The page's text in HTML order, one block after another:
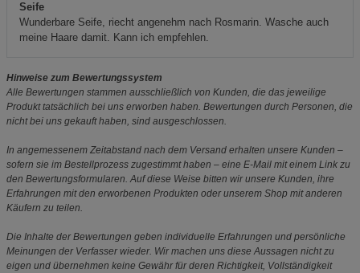
Seife
Wunderbare Seife, riecht angenehm nach Rosmarin. Wasche auch
meine Haare damit. Kann ich empfehlen.
Hinweise zum Bewertungssystem
Alle Bewertungen stammen ausschließlich von Kunden, die das jeweilige
Produkt tatsächlich bei uns erworben haben. Bewertungen durch Personen, die
nicht bei uns gekauft haben, sind ausgeschlossen.
In angemessenem Zeitabstand nach dem Versand erhalten unsere Kunden –
sofern sie im Bestellprozess zugestimmt haben – eine E-Mail mit einem Link zu
den Bewertungsformularen. Auf diese Weise bitten wir unsere Kunden, ihre
Erfahrungen mit den erworbenen Produkten oder unserem Shop mit anderen
Käufern zu teilen.
Die Inhalte der Bewertungen geben individuelle Erfahrungen und persönliche
Meinungen der Verfasser wieder. Wir machen uns diese Aussagen nicht zu
eigen und übernehmen keine Gewähr für deren Richtigkeit, Vollständigkeit